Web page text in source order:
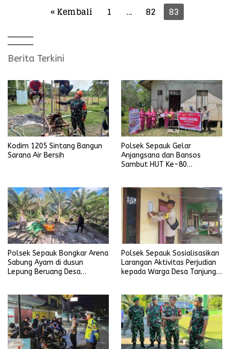
Paginasi« Kembali 1 … 82 83
Berita Terkini
Kodim 1205 Sintang Bangun
Sarana Air Bersih
Polsek Sepauk Gelar
Anjangsana dan Bansos
Sambut HUT Ke-80
Polsek Sepauk Bongkar Arena
Sabung Ayam di dusun
Lepung Beruang Desa
Polsek Sepauk Sosialisasikan
Larangan Aktivitas Perjudian
kepada Warga Desa Tanjung